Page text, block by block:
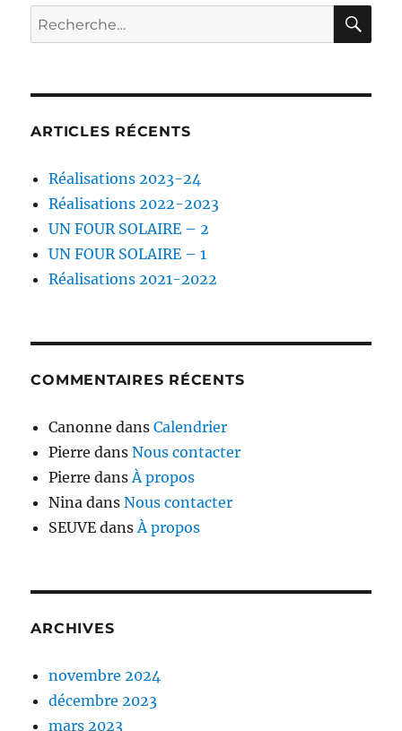
Recherche
pour :
ARTICLES RÉCENTS
Réalisations 2023-24
Réalisations 2022-2023
UN FOUR SOLAIRE – 2
UN FOUR SOLAIRE – 1
Réalisations 2021-2022
COMMENTAIRES RÉCENTS
Canonne dansCalendrier
Pierre dansNous contacter
Pierre dansÀ propos
Nina dansNous contacter
SEUVE dansÀ propos
ARCHIVES
novembre 2024
décembre 2023
mars 2023